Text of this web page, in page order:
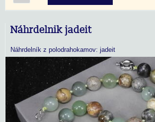
Náhrdelnik jadeit
Náhrdelník z polodrahokamov: jadeit